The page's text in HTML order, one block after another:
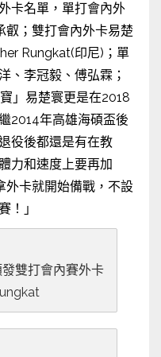
卡名單，單打會內外
叡；雙打會內外卡易楚
Rungkat(印尼)；單
、李冠毅、傅弘霖；
」易楚寰更是在2018
2014年高雄海碩盃後
役後都還是有在教
力和速度上要再加
外卡就開始備戰，不設
！」
雙打會內賽外卡